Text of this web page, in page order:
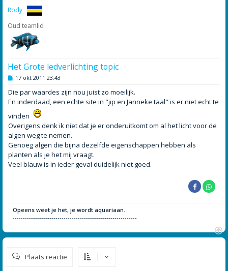
Rody
Oud teamlid
Het Grote ledverlichting topic
B
r
i
c
t
17 okt 2011 23:43
Die par waardes zijn nou juist zo moeilijk.
En inderdaad, een echte site in "jip en Janneke taal" is er niet echt te
vinden
Overigens denk ik niet dat je er onderuitkomt om al het licht voor de
algen weg te nemen.
Genoeg algen die bijna dezelfde eigenschappen hebben als
planten als je het mij vraagt.
Veel blauw is in ieder geval duidelijk niet goed.
Opeens weet je het, je wordt aquariaan.
-------------------------------------------------------------
O
Plaats reactie